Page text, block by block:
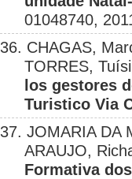
01048740,
36. CHAGAS,
TORRES,
los gestores
Turistico Via
37. JOMARIA DA
ARAUJO,
Formativa